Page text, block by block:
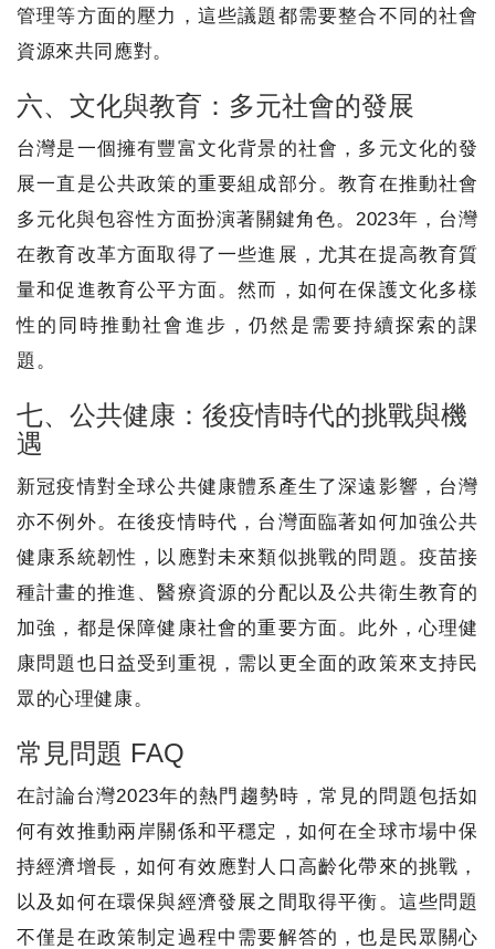
管理等方面的壓力，這些議題都需要整合不同的社會
資源來共同應對。
六、文化與教育：多元社會的發展
台灣是一個擁有豐富文化背景的社會，多元文化的發
展一直是公共政策的重要組成部分。教育在推動社會
多元化與包容性方面扮演著關鍵角色。2023年，台灣
在教育改革方面取得了一些進展，尤其在提高教育質
量和促進教育公平方面。然而，如何在保護文化多樣
性的同時推動社會進步，仍然是需要持續探索的課
題。
七、公共健康：後疫情時代的挑戰與機
遇
新冠疫情對全球公共健康體系產生了深遠影響，台灣
亦不例外。在後疫情時代，台灣面臨著如何加強公共
健康系統韌性，以應對未來類似挑戰的問題。疫苗接
種計畫的推進、醫療資源的分配以及公共衛生教育的
加強，都是保障健康社會的重要方面。此外，心理健
康問題也日益受到重視，需以更全面的政策來支持民
眾的心理健康。
常見問題 FAQ
在討論台灣2023年的熱門趨勢時，常見的問題包括如
何有效推動兩岸關係和平穩定，如何在全球市場中保
持經濟增長，如何有效應對人口高齡化帶來的挑戰，
以及如何在環保與經濟發展之間取得平衡。這些問題
不僅是在政策制定過程中需要解答的，也是民眾關心